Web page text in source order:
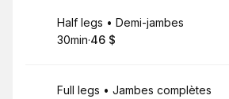
Réserver
Half legs • Demi-jambes
.Durée de l'appel
30min·
.Prix
46 $
Réserver
Full legs • Jambes complètes